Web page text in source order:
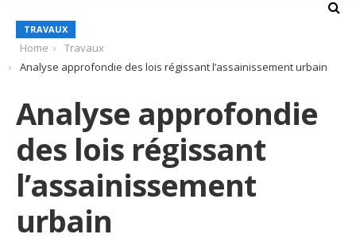
TRAVAUX
Home
Travaux
Analyse approfondie des lois régissant l’assainissement urbain
Analyse approfondie
des lois régissant
l’assainissement
urbain